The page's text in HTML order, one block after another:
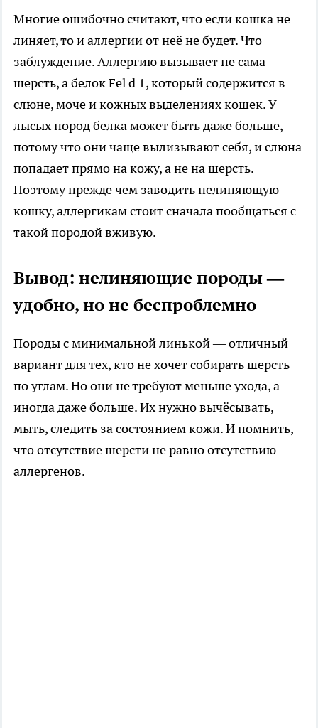
Многие ошибочно считают, что если кошка не
линяет, то и аллергии от неё не будет. Что
заблуждение. Аллергию вызывает не сама
шерсть, а белок Fel d 1, который содержится в
слюне, моче и кожных выделениях кошек. У
лысых пород белка может быть даже больше,
потому что они чаще вылизывают себя, и слюна
попадает прямо на кожу, а не на шерсть.
Поэтому прежде чем заводить нелиняющую
кошку, аллергикам стоит сначала пообщаться с
такой породой вживую.
Вывод: нелиняющие породы —
удобно, но не беспроблемно
Породы с минимальной линькой — отличный
вариант для тех, кто не хочет собирать шерсть
по углам. Но они не требуют меньше ухода, а
иногда даже больше. Их нужно вычёсывать,
мыть, следить за состоянием кожи. И помнить,
что отсутствие шерсти не равно отсутствию
аллергенов.